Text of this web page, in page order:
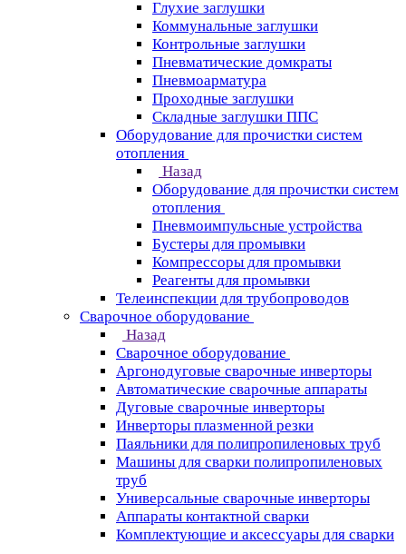
Глухие заглушки
Коммунальные заглушки
Контрольные заглушки
Пневматические домкраты
Пневмоарматура
Проходные заглушки
Складные заглушки ППС
Оборудование для прочистки систем
отопления
Назад
Оборудование для прочистки систем
отопления
Пневмоимпульсные устройства
Бустеры для промывки
Компрессоры для промывки
Реагенты для промывки
Телеинспекции для трубопроводов
Сварочное оборудование
Назад
Сварочное оборудование
Аргонодуговые сварочные инверторы
Автоматические сварочные аппараты
Дуговые сварочные инверторы
Инверторы плазменной резки
Паяльники для полипропиленовых труб
Машины для сварки полипропиленовых
труб
Универсальные сварочные инверторы
Аппараты контактной сварки
Комплектующие и аксессуары для сварки